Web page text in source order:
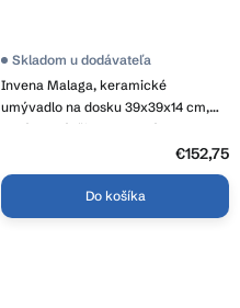
Invena Malaga, keramické
umývadlo na dosku 39x39x14 cm,
zlatá lesklá-čierna matná, INV-CE-
Skladom u dodávateľa
€152,75
Do košíka